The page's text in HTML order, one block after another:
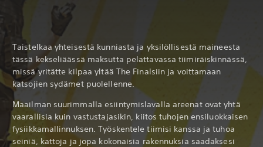
Taistelkaa yhteisestä kunniasta ja yksilöllisestä maineesta
tässä kekseliäässä maksutta pelattavassa tiimiräiskinnässä,
missä yritätte kilpaa yltää The Finalsiin ja voittamaan
katsojien sydämet puolellenne.
Maailman suurimmalla esiintymislavalla areenat ovat yhtä
vaarallisia kuin vastustajasikin, kiitos tuhojen ensiluokkaisen
fysiikkamallinnuksen. Työskentele tiimisi kanssa ja tuhoa
seiniä, kattoja ja jopa kokonaisia rakennuksia saadaksesi